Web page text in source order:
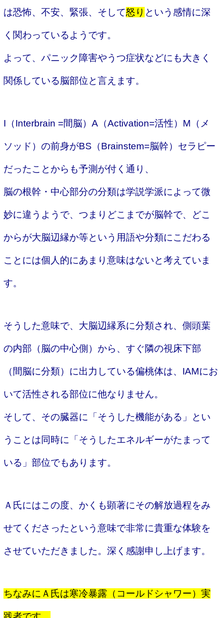
は恐怖、不安、緊張、そして怒り という感情に深
く関わっているようです。
よって、パニック障害やうつ症状などにも大きく
関係している脳部位と言えます。
I（Interbrain =間脳）A（Activation=活性）M（メ
ソッド）の前身がBS（Brainstem=脳幹）セラピー
だったことからも予測が付く通り、
脳の根幹・中心部分の分類は学説学派によって微
妙に違うようで、つまりどこまでが脳幹で、どこ
からが大脳辺縁か等という用語や分類にこだわる
ことには個人的にあまり意味はないと考えていま
す。
そうした意味で、大脳辺縁系に分類され、側頭葉
の内部（脳の中心側）から、すぐ隣の視床下部
（間脳に分類）に出力している偏桃体は、IAMにお
いて活性される部位に他なりません。
そして、その臓器に「そうした機能がある」とい
うことは同時に「そうしたエネルギーがたまって
いる」部位でもあります。
Ａ氏にはこの度、かくも顕著にその解放過程をみ
せてくださったという意味で非常に貴重な体験を
させていただきました。深く感謝申し上げます。
ちなみにＡ氏は寒冷暴露（コールドシャワー）実